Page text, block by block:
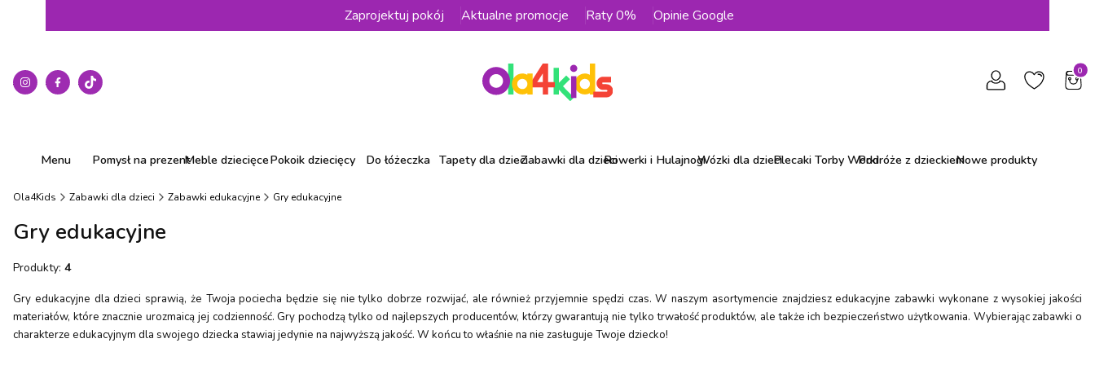
Zaprojektuj pokój Aktualne promocje Raty 0% Opinie Google
Menu Pomysł na prezentMeble dziecięcePokoik dziecięcy Do łóżeczka Tapety dla dzieciZabawki dla dzieciRowerki i HulajnogiWózki dla dzieciPlecaki Torby WorkiPodróże z dzieckiemNowe produkty
Ola4Kids Zabawki dla dzieci Zabawki edukacyjne Gry edukacyjne
Gry edukacyjne
Produkty: 4
Gry edukacyjne dla dzieci sprawią, że Twoja pociecha będzie się nie tylko dobrze rozwijać, ale również przyjemnie spędzi czas. W naszym asortymencie znajdziesz edukacyjne zabawki wykonane z wysokiej jakości
materiałów, które znacznie urozmaicą jej codzienność. Gry pochodzą tylko od najlepszych producentów, którzy gwarantują nie tylko trwałość produktów, ale także ich bezpieczeństwo użytkowania. Wybierając zabawki o
charakterze edukacyjnym dla swojego dziecka stawiaj jedynie na najwyższą jakość. W końcu to właśnie na nie zasługuje Twoje dziecko!